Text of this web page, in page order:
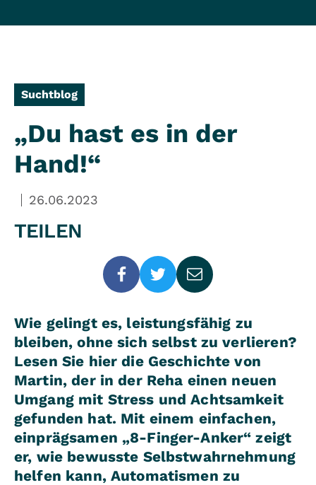
Suchtblog
„Du hast es in der
Hand!“
26.06.2023
TEILEN
Wie gelingt es, leistungsfähig zu
bleiben, ohne sich selbst zu verlieren?
Lesen Sie hier die Geschichte von
Martin, der in der Reha einen neuen
Umgang mit Stress und Achtsamkeit
gefunden hat. Mit einem einfachen,
einprägsamen „8-Finger-Anker“ zeigt
er, wie bewusste Selbstwahrnehmung
helfen kann, Automatismen zu